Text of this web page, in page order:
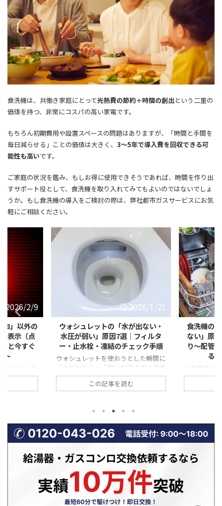
食洗機は、共働き家庭にとって光熱費の節約＋時間の創出という二重の
価値を持つ、非常にコスパの高い家電です。
もちろん初期費用や設置スペースの問題はありますが、「時間と手間を
毎日減らせる」ことの価値は大きく、 3～5年で導入費を回収できる可
能性も高いです。
ご家庭の状況を鑑み、もしお得に使用できそうであれば、時間を作り出
すサポート役として、食洗機を取り入れてみてもよいのではないでしょ
うか。もし食洗機の導入をご検討の際は、弊社都市ガスサービスにお気
軽にご相談ください。
2026/1/21
ウォシュレットの「水が出ない・
水圧が弱い」原因7選｜フィルタ
ー・止水栓・凍結のチェック手順
ウォシュレットを使おうとした瞬間に
「水が出ない」「勢いが弱すぎて洗浄
できない」と気づくと、誰でも焦って
しまいます。 特に朝の忙しい時間帯
出ない・水圧が弱いトラブルは、重大
な故障ではないケースが非常に多いの
が特徴です。 実際には、止水栓の開
け忘れや給水フィルターの詰まりな
ど、少し確認するだけで解決できる原
因が多くを占めています。 この記事
では、ウォシュレットの水トラブルに
ついて よくある原因7つ 自分でできる
安全なチェック手順 修理を呼ぶ判 ...
食洗機の「排水エラー・
ない」原因とは？フィル
り〜配管トラブルまで自
る対処法を徹底解
「食洗機を回したのに、な
止まったまま…」 「運転が終
ます。 排水できない状態が
浄不良だけでなく、悪臭・
体故障につながる恐れもあり
一方で、原因の多くは「詰
の比較的単純なトラブルであ
い手順を踏めば自分で解決
スも少なくありません。 こ
は、食洗機の排水エラーや
い原因を一つずつ具体的に解